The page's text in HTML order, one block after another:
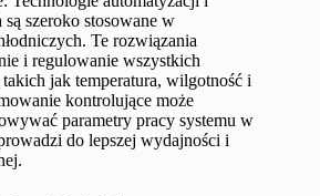
szeroko stosowane w
Te rozwiązania
i regulowanie wszystkich
jak temperatura, wilgotność i
kontrolujące może
parametry pracy systemu w
do lepszej wydajności i